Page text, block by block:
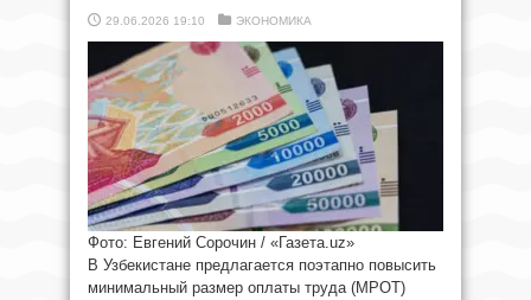
29.06.2026 19:10 ЭКОНОМИКА
Фото: Евгений Сорочин / «Газета.uz»
В Узбекистане предлагается поэтапно повысить
минимальный размер оплаты труда (МРОТ)